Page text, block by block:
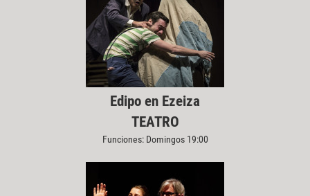
Edipo en Ezeiza
TEATRO
Funciones: Domingos 19:00